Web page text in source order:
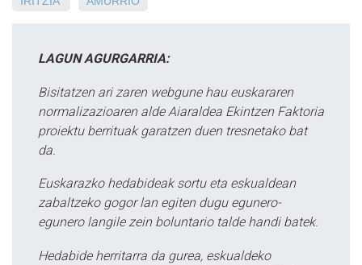
LAGUN AGURGARRIA:
Bisitatzen ari zaren webgune hau euskararen
normalizazioaren alde Aiaraldea Ekintzen Faktoria
proiektu berrituak garatzen duen tresnetako bat
da.
Euskarazko hedabideak sortu eta eskualdean
zabaltzeko gogor lan egiten dugu egunero-
egunero langile zein boluntario talde handi batek.
Hedabide herritarra da gurea, eskualdeko